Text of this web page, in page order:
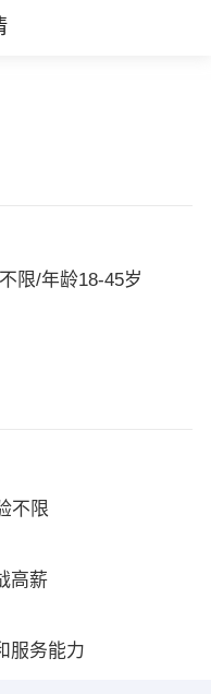
限/年龄18-45岁
不限
高薪
服务能力